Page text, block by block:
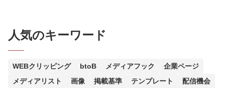
人気のキーワード
WEBクリッピング btoB メディアフック
企業ページ
メディアリスト
画像 掲載基準 テンプレート
配信機会